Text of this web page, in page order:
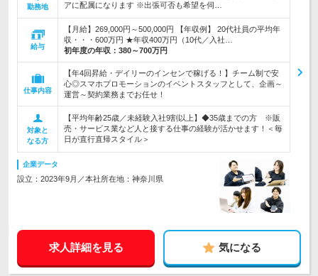
勤務地
アに配属になります ※出張可否も希望を伺…
給与
【月給】269,000円～500,000円 【年収例】 20代社員の平均年
収・・・600万円 ★年収400万円（10代／入社…
初年度の年収： 380～700万円
仕事内容
【年4回昇給・デイリーのインセンで稼げる！】チーム制で安
心◎スマホプロモーションのイベントスタッフとして、企画～
運営～契約業務までお任せ！
対象と
なる方
【平均年齢25歳／未経験入社9割以上】◆35歳までの方 ※販
売・サービス業など人と接する仕事の経験が活かせます！＜毎
日が直行直帰スタイル＞
企業データ
設立：2023年9月／本社所在地：神奈川県
求人詳細を見る 気になる